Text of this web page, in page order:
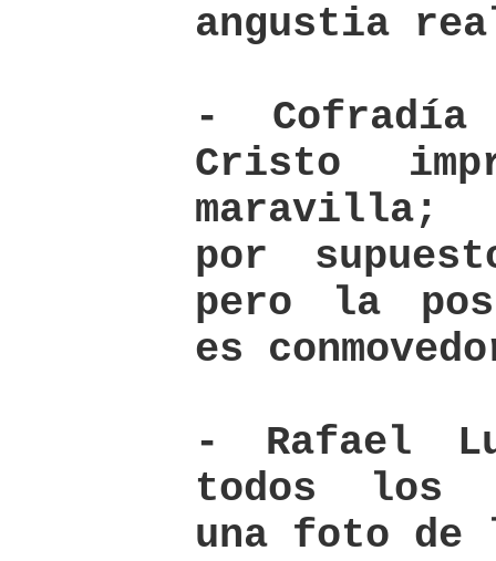
angustia
- Cofradía
Cristo
maravilla;
por
pero la
es
- Rafael
todos los
una foto de